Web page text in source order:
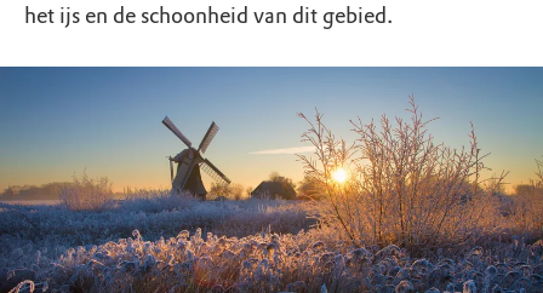
het ijs en de schoonheid van dit gebied.